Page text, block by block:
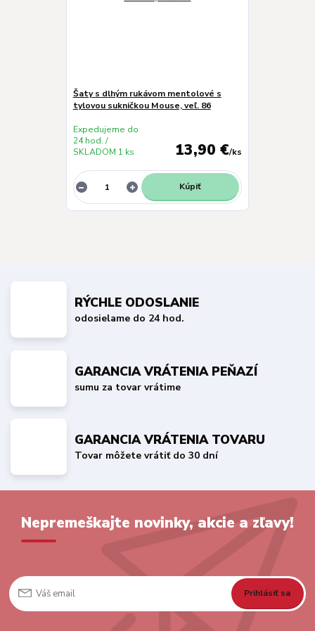
Šaty s dlhým rukávom mentolové s
tylovou sukničkou Mouse, veľ. 86
13,90 €/ks
Expedujeme do
24 hod. /
SKLADOM 1 ks
Kúpiť
RÝCHLE ODOSLANIE
odosielame do 24 hod.
GARANCIA VRÁTENIA PEŇAZÍ
sumu za tovar vrátime
GARANCIA VRÁTENIA TOVARU
Tovar môžete vrátiť do 30 dní
Nepremeškajte novinky, akcie a zľavy!
Prihlásiť sa